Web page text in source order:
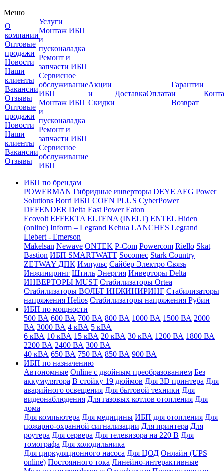
Меню
О
компании
Оптовые
продажи
Новости
Наши
клиенты
Вакансии
Отзывы
Оптовые
продажи
Новости
Наши
клиенты
Вакансии
Отзывы
Услуги
Монтаж ИБП
и
пусконаладка
Ремонт и
запчасти ИБП
Сервисное
обслуживание
ИБП
Монтаж ИБП
и
пусконаладка
Ремонт и
запчасти ИБП
Сервисное
обслуживание
ИБП
Акции
и
Скидки
ДоставкаОплата
Гарантии
и
Возврат
ИБП по брендам
POWERMAN Гибридные инверторы DEYE AEG Power
Solutions Borri ИБП COEN PLUS CyberPower
DEFENDER Delta East Power Eaton
Ecovolt EFFEKTA ELTENA (INELT) ENTEL Hiden
(online) Inform – Legrand Kehua LANCHES Legrand
Liebert - Emerson
Makelsan Newave ONTEK P-Com Powercom Riello Skat
Bastion ИБП SMARTWATT Socomec Stark Country
ZETWAY ДПК Импульс Сайбер Электро Связь
Инжиниринг Штиль Энергия Инверторы Delta
ИНВЕРТОРЫ MUST Стабилизаторы Ortea
Стабилизаторы ВОЛЬТ ИНЖИНИРИНГ Стабилизаторы
напряжения Helios Стабилизаторы напряжения Рубин
ИБП по мощности
500 ВА 600 ВА 700 ВА 800 ВА 1000 ВА 1500 ВА 2000
ВА 3000 ВА 4 кВА 5 кВА
6 кВА 10 кВА 15 кВА 20 кВА 30 кВА 1200 ВА 1800 ВА
2200 ВА 2400 ВА 300 ВА
40 кВА 650 ВА 750 ВА 850 ВА 900 ВА
ИБП по назначению
Автономные Online с двойным преобразованием Без
аккумулятора В стойку 19 дюймов Для 3D принтера Для
аварийного освещения Для бытовой техники Для
видеонаблюдения Для газовых котлов отопления Для
дома
Для компьютера Для медицины ИБП для отопления Для
пожарно-охранной сигнализации Для принтера Для
роутера Для сервера Для телевизора на 220 В Для
томографа Для холодильника
Для циркуляционного насоса Для ЦОД Онлайн (UPS
online) Постоянного тока Линейно-интерактивные